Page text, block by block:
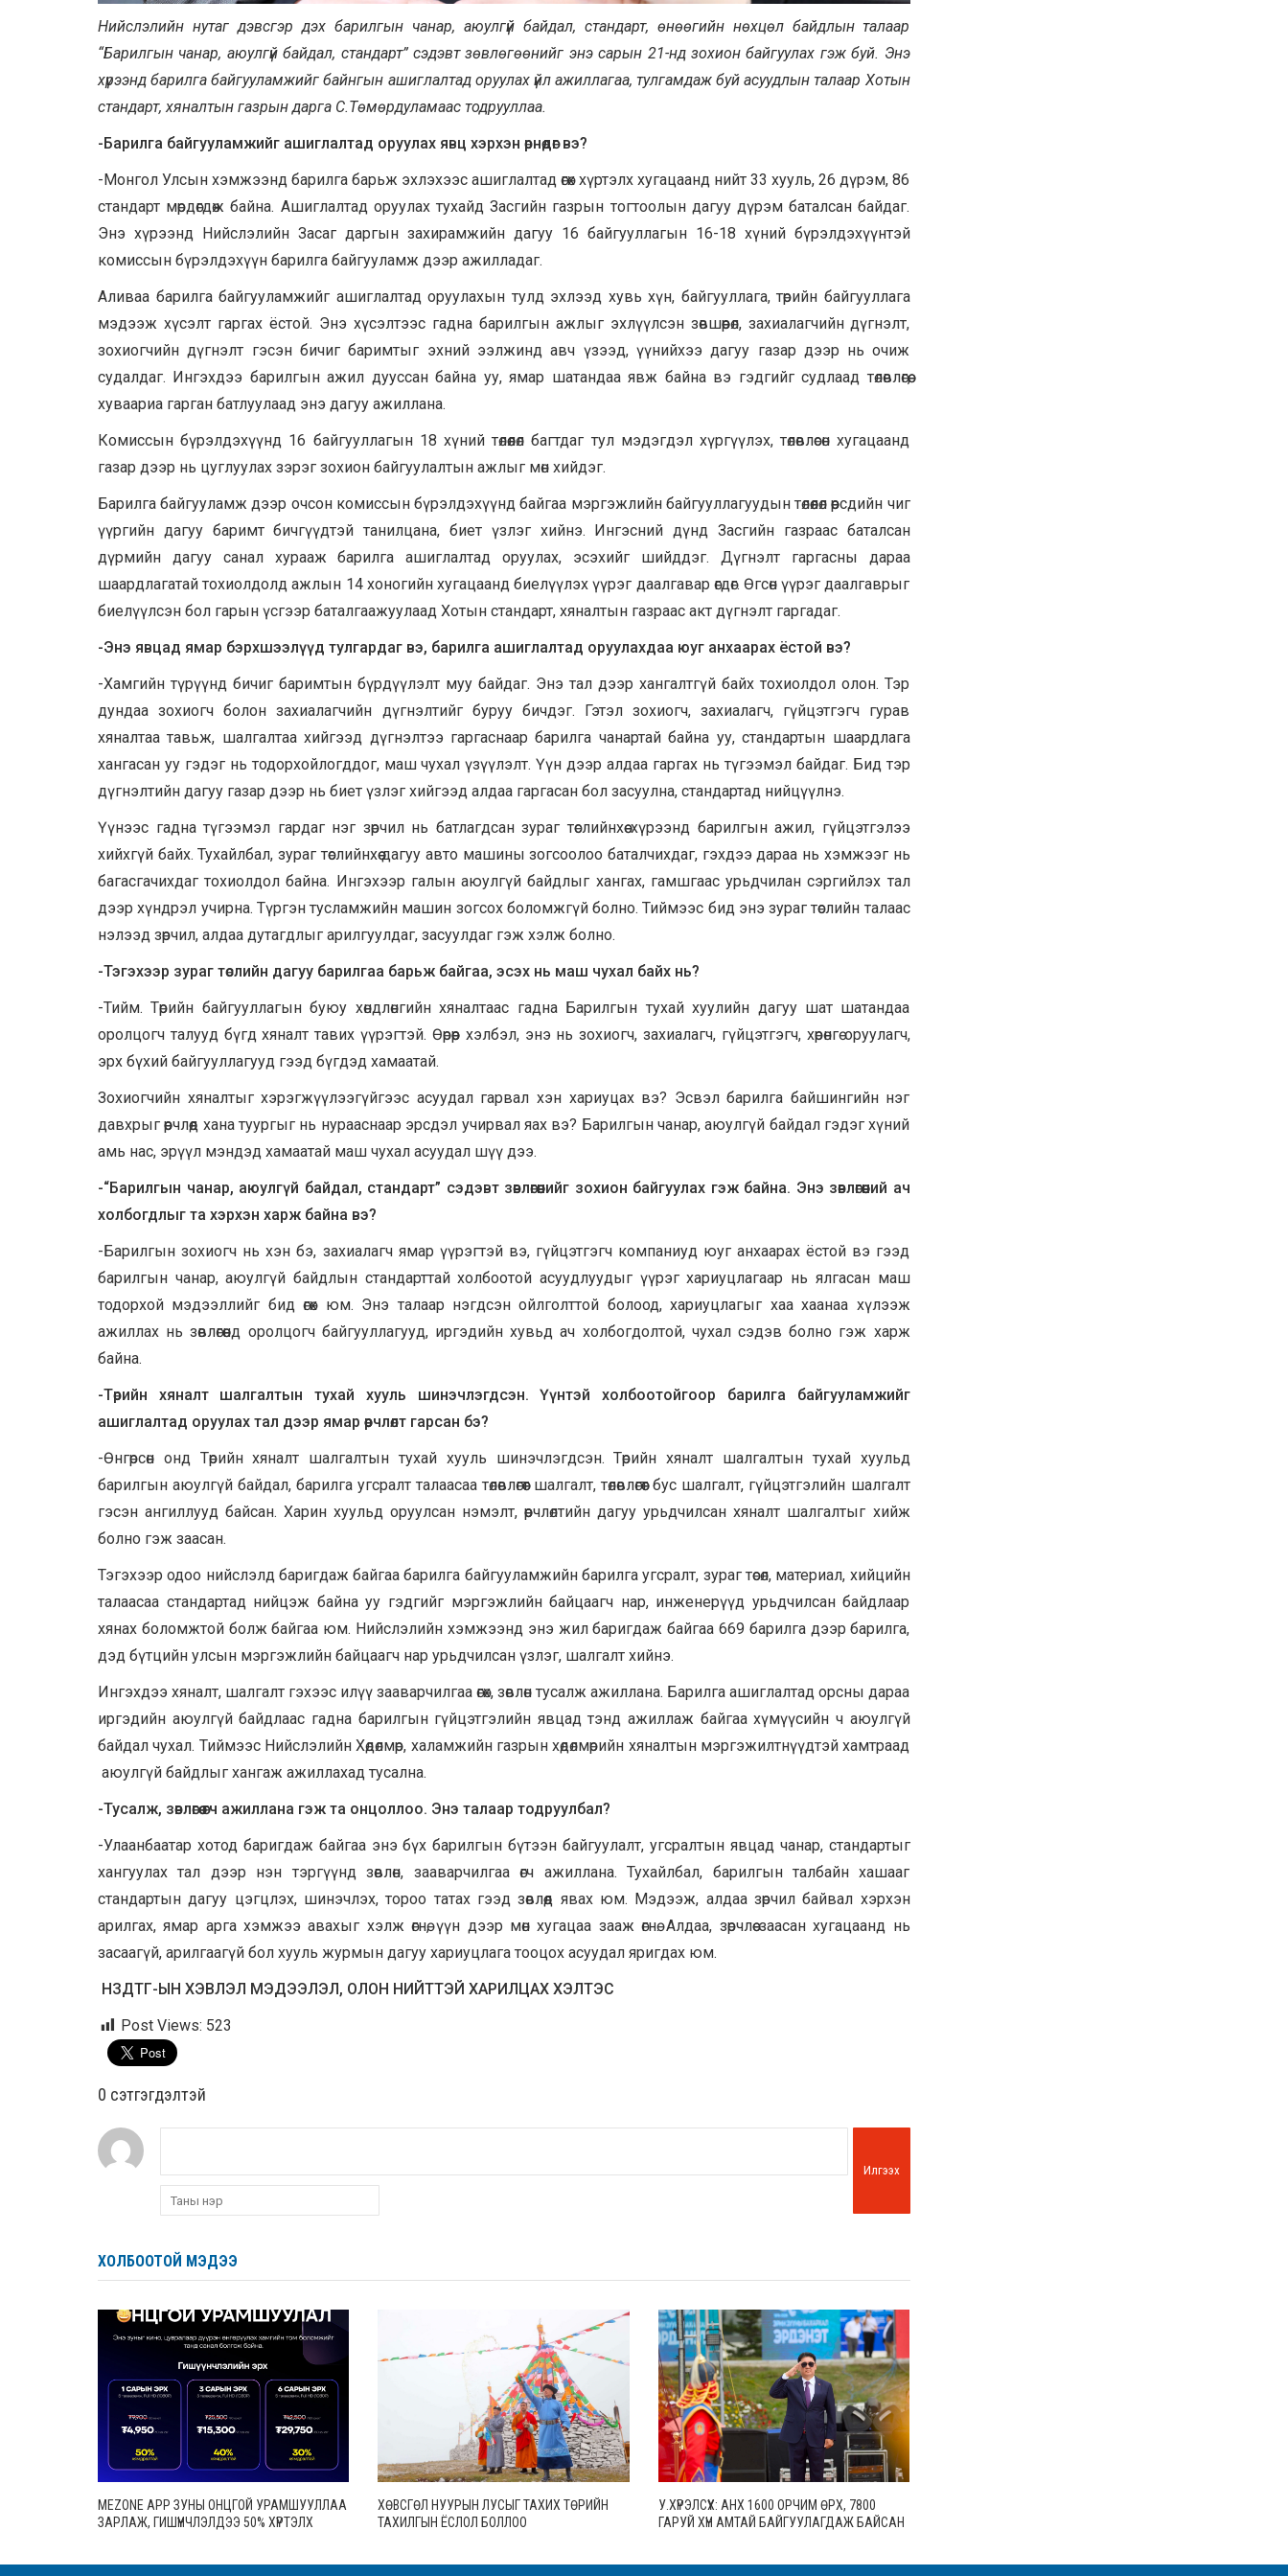
Нийслэлийн нутаг дэвсгэр дэх барилгын чанар, аюулгүй байдал, стандарт, өнөөгийн нөхцөл байдлын талаар
“Барилгын чанар, аюулгүй байдал, стандарт” сэдэвт зөвлөгөөнийг энэ сарын 21-нд зохион байгуулах гэж буй. Энэ
хүрээнд барилга байгууламжийг байнгын ашиглалтад оруулах үйл ажиллагаа, тулгамдаж буй асуудлын талаар Хотын
стандарт, хяналтын газрын дарга С.Төмөрдуламаас тодрууллаа.
-Барилга байгууламжийг ашиглалтад оруулах явц хэрхэн өрнөдөг вэ?
-Монгол Улсын хэмжээнд барилга барьж эхлэхээс ашиглалтад өгөх хүртэлх хугацаанд нийт 33 хууль, 26 дүрэм, 86
стандарт мөрдөгдөж байна. Ашиглалтад оруулах тухайд Засгийн газрын тогтоолын дагуу дүрэм баталсан байдаг.
Энэ хүрээнд Нийслэлийн Засаг даргын захирамжийн дагуу 16 байгууллагын 16-18 хүний бүрэлдэхүүнтэй
комиссын бүрэлдэхүүн барилга байгууламж дээр ажилладаг.
Аливаа барилга байгууламжийг ашиглалтад оруулахын тулд эхлээд хувь хүн, байгууллага, төрийн байгууллага
мэдээж хүсэлт гаргах ёстой. Энэ хүсэлтээс гадна барилгын ажлыг эхлүүлсэн зөвшөөрөл, захиалагчийн дүгнэлт,
зохиогчийн дүгнэлт гэсэн бичиг баримтыг эхний ээлжинд авч үзээд, үүнийхээ дагуу газар дээр нь очиж
судалдаг. Ингэхдээ барилгын ажил дууссан байна уу, ямар шатандаа явж байна вэ гэдгийг судлаад төлөвлөгөө,
хуваариа гарган батлуулаад энэ дагуу ажиллана.
Комиссын бүрэлдэхүүнд 16 байгууллагын 18 хүний төлөөлөл багтдаг тул мэдэгдэл хүргүүлэх, төлөвлөсөн хугацаанд
газар дээр нь цуглуулах зэрэг зохион байгуулалтын ажлыг мөн хийдэг.
Барилга байгууламж дээр очсон комиссын бүрэлдэхүүнд байгаа мэргэжлийн байгууллагуудын төлөөлөл өөрсдийн чиг
үүргийн дагуу баримт бичгүүдтэй танилцана, биет үзлэг хийнэ. Ингэсний дүнд Засгийн газраас баталсан
дүрмийн дагуу санал хурааж барилга ашиглалтад оруулах, эсэхийг шийддэг. Дүгнэлт гаргасны дараа
шаардлагатай тохиолдолд ажлын 14 хоногийн хугацаанд биелүүлэх үүрэг даалгавар өгдөг. Өгсөн үүрэг даалгаврыг
биелүүлсэн бол гарын үсгээр баталгаажуулаад Хотын стандарт, хяналтын газраас акт дүгнэлт гаргадаг.
-Энэ явцад ямар бэрхшээлүүд тулгардаг вэ, барилга ашиглалтад оруулахдаа юуг анхаарах ёстой вэ?
-Хамгийн түрүүнд бичиг баримтын бүрдүүлэлт муу байдаг. Энэ тал дээр хангалтгүй байх тохиолдол олон. Тэр
дундаа зохиогч болон захиалагчийн дүгнэлтийг буруу бичдэг. Гэтэл зохиогч, захиалагч, гүйцэтгэгч гурав
хяналтаа тавьж, шалгалтаа хийгээд дүгнэлтээ гаргаснаар барилга чанартай байна уу, стандартын шаардлага
хангасан уу гэдэг нь тодорхойлогддог, маш чухал үзүүлэлт. Үүн дээр алдаа гаргах нь түгээмэл байдаг. Бид тэр
дүгнэлтийн дагуу газар дээр нь биет үзлэг хийгээд алдаа гаргасан бол засуулна, стандартад нийцүүлнэ.
Үүнээс гадна түгээмэл гардаг нэг зөрчил нь батлагдсан зураг төслийнхөө хүрээнд барилгын ажил, гүйцэтгэлээ
хийхгүй байх. Тухайлбал, зураг төслийнхөө дагуу авто машины зогсоолоо баталчихдаг, гэхдээ дараа нь хэмжээг нь
багасгачихдаг тохиолдол байна. Ингэхээр галын аюулгүй байдлыг хангах, гамшгаас урьдчилан сэргийлэх тал
дээр хүндрэл учирна. Түргэн тусламжийн машин зогсох боломжгүй болно. Тиймээс бид энэ зураг төслийн талаас
нэлээд зөрчил, алдаа дутагдлыг арилгуулдаг, засуулдаг гэж хэлж болно.
-Тэгэхээр зураг төслийн дагуу барилгаа барьж байгаа, эсэх нь маш чухал байх нь?
-Тийм. Төрийн байгууллагын буюу хөндлөнгийн хяналтаас гадна Барилгын тухай хуулийн дагуу шат шатандаа
оролцогч талууд бүгд хяналт тавих үүрэгтэй. Өөрөөр хэлбэл, энэ нь зохиогч, захиалагч, гүйцэтгэгч, хөрөнгө оруулагч,
эрх бүхий байгууллагууд гээд бүгдэд хамаатай.
Зохиогчийн хяналтыг хэрэгжүүлээгүйгээс асуудал гарвал хэн хариуцах вэ? Эсвэл барилга байшингийн нэг
давхрыг өөрчлөөд хана туургыг нь нурааснаар эрсдэл учирвал яах вэ? Барилгын чанар, аюулгүй байдал гэдэг хүний
амь нас, эрүүл мэндэд хамаатай маш чухал асуудал шүү дээ.
-“Барилгын чанар, аюулгүй байдал, стандарт” сэдэвт зөвлөгөөнийг зохион байгуулах гэж байна. Энэ зөвлөгөөний ач
холбогдлыг та хэрхэн харж байна вэ?
-Барилгын зохиогч нь хэн бэ, захиалагч ямар үүрэгтэй вэ, гүйцэтгэгч компаниуд юуг анхаарах ёстой вэ гээд
барилгын чанар, аюулгүй байдлын стандарттай холбоотой асуудлуудыг үүрэг хариуцлагаар нь ялгасан маш
тодорхой мэдээллийг бид өгөх юм. Энэ талаар нэгдсэн ойлголттой болоод, хариуцлагыг хаа хаанаа хүлээж
ажиллах нь зөвлөгөөнд оролцогч байгууллагууд, иргэдийн хувьд ач холбогдолтой, чухал сэдэв болно гэж харж
байна.
-Төрийн хяналт шалгалтын тухай хууль шинэчлэгдсэн. Үүнтэй холбоотойгоор барилга байгууламжийг
ашиглалтад оруулах тал дээр ямар өөрчлөлт гарсан бэ?
-Өнгөрсөн онд Төрийн хяналт шалгалтын тухай хууль шинэчлэгдсэн. Төрийн хяналт шалгалтын тухай хуульд
барилгын аюулгүй байдал, барилга угсралт талаасаа төлөвлөгөөт шалгалт, төлөвлөгөөт бус шалгалт, гүйцэтгэлийн шалгалт
гэсэн ангиллууд байсан. Харин хуульд оруулсан нэмэлт, өөрчлөлтийн дагуу урьдчилсан хяналт шалгалтыг хийж
болно гэж заасан.
Тэгэхээр одоо нийслэлд баригдаж байгаа барилга байгууламжийн барилга угсралт, зураг төсөл, материал, хийцийн
талаасаа стандартад нийцэж байна уу гэдгийг мэргэжлийн байцаагч нар, инженерүүд урьдчилсан байдлаар
хянах боломжтой болж байгаа юм. Нийслэлийн хэмжээнд энэ жил баригдаж байгаа 669 барилга дээр барилга,
дэд бүтцийн улсын мэргэжлийн байцаагч нар урьдчилсан үзлэг, шалгалт хийнэ.
Ингэхдээ хяналт, шалгалт гэхээс илүү зааварчилгаа өгөх, зөвлөн тусалж ажиллана. Барилга ашиглалтад орсны дараа
иргэдийн аюулгүй байдлаас гадна барилгын гүйцэтгэлийн явцад тэнд ажиллаж байгаа хүмүүсийн ч аюулгүй
байдал чухал. Тиймээс Нийслэлийн Хөдөлмөр, халамжийн газрын хөдөлмөрийн хяналтын мэргэжилтнүүдтэй хамтраад
аюулгүй байдлыг хангаж ажиллахад тусална.
-Тусалж, зөвлөгөө өгч ажиллана гэж та онцоллоо. Энэ талаар тодруулбал?
-Улаанбаатар хотод баригдаж байгаа энэ бүх барилгын бүтээн байгуулалт, угсралтын явцад чанар, стандартыг
хангуулах тал дээр нэн тэргүүнд зөвлөн, зааварчилгаа өгч ажиллана. Тухайлбал, барилгын талбайн хашааг
стандартын дагуу цэгцлэх, шинэчлэх, тороо татах гээд зөвлөөд явах юм. Мэдээж, алдаа зөрчил байвал хэрхэн
арилгах, ямар арга хэмжээ авахыг хэлж өгнө, үүн дээр мөн хугацаа зааж өгнө. Алдаа, зөрчлөө заасан хугацаанд нь
засаагүй, арилгаагүй бол хууль журмын дагуу хариуцлага тооцох асуудал яригдах юм.
НЗДТГ-ЫН ХЭВЛЭЛ МЭДЭЭЛЭЛ, ОЛОН НИЙТТЭЙ ХАРИЛЦАХ ХЭЛТЭС
Post Views: 523
0 cэтгэгдэлтэй
Илгээх
ХОЛБООТОЙ МЭДЭЭ
MEZONE APP ЗУНЫ ОНЦГОЙ УРАМШУУЛЛАА
ЗАРЛАЖ, ГИШҮҮНЧЛЭЛДЭЭ 50% ХҮРТЭЛХ
ХӨВСГӨЛ НУУРЫН ЛУСЫГ ТАХИХ ТӨРИЙН
ТАХИЛГЫН ЁСЛОЛ БОЛЛОО
У.ХҮРЭЛСҮХ: АНХ 1600 ОРЧИМ ӨРХ, 7800
ГАРУЙ ХҮН АМТАЙ БАЙГУУЛАГДАЖ БАЙСАН